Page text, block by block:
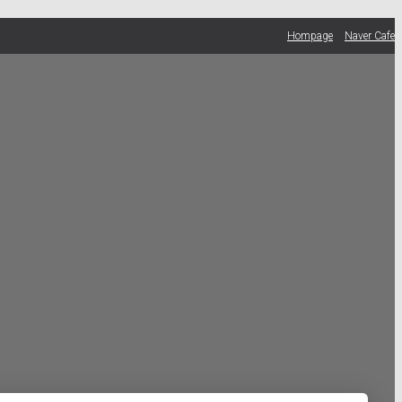
Hompage Naver Cafe